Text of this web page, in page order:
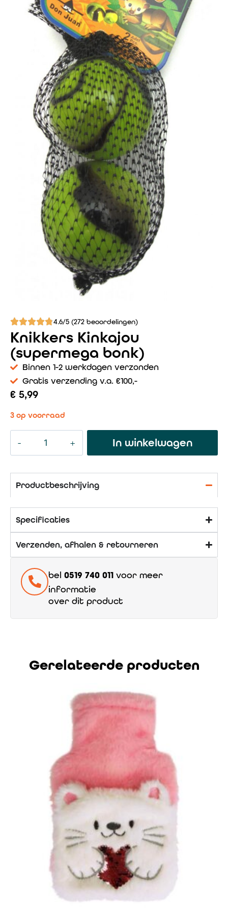
4.6/5 (272 beoordelingen)
Knikkers Kinkajou
(supermega bonk)
Binnen 1-2 werkdagen verzonden
Gratis verzending v.a. €100,-
€ 5,99
3 op voorraad
In winkelwagen
Productbeschrijving
Specificaties
Verzenden, afhalen & retourneren
bel 0519 740 011 voor meer
informatie
over dit product
Gerelateerde producten